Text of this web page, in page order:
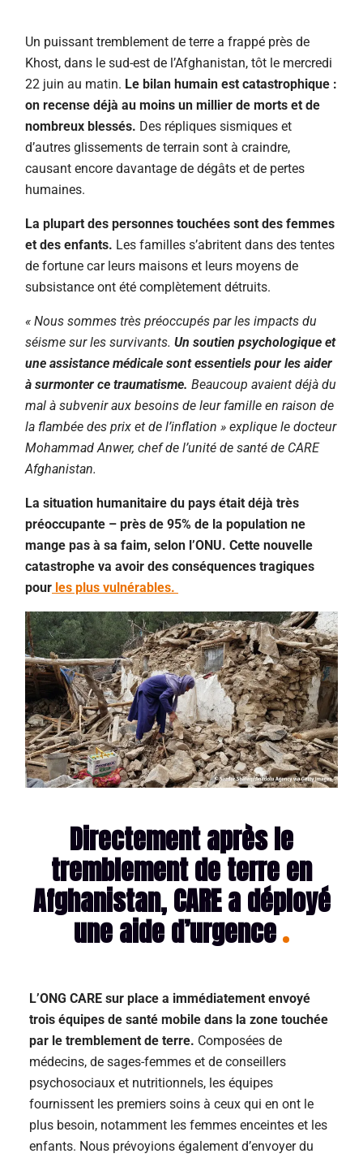
Un puissant tremblement de terre a frappé près de
Khost, dans le sud-est de l’Afghanistan, tôt le mercredi
22 juin au matin. Le bilan humain est catastrophique :
on recense déjà au moins un millier de morts et de
nombreux blessés. Des répliques sismiques et
d’autres glissements de terrain sont à craindre,
causant encore davantage de dégâts et de pertes
humaines.
La plupart des personnes touchées sont des femmes
et des enfants. Les familles s’abritent dans des tentes
de fortune car leurs maisons et leurs moyens de
subsistance ont été complètement détruits.
« Nous sommes très préoccupés par les impacts du
séisme sur les survivants. Un soutien psychologique et
une assistance médicale sont essentiels pour les aider
à surmonter ce traumatisme. Beaucoup avaient déjà du
mal à subvenir aux besoins de leur famille en raison de
la flambée des prix et de l’inflation » explique le docteur
Mohammad Anwer, chef de l’unité de santé de CARE
Afghanistan.
La situation humanitaire du pays était déjà très
préoccupante – près de 95% de la population ne
mange pas à sa faim, selon l’ONU. Cette nouvelle
catastrophe va avoir des conséquences tragiques
pour les plus vulnérables.
Directement après le
tremblement de terre en
Afghanistan, CARE a déployé
une aide d’urgence
L’ONG CARE sur place a immédiatement envoyé
trois équipes de santé mobile dans la zone touchée
par le tremblement de terre. Composées de
médecins, de sages-femmes et de conseillers
psychosociaux et nutritionnels, les équipes
fournissent les premiers soins à ceux qui en ont le
plus besoin, notamment les femmes enceintes et les
enfants. Nous prévoyions également d’envoyer du